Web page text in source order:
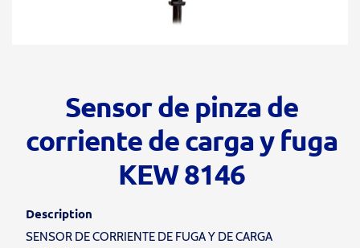
Sensor de pinza de
corriente de carga y fuga
KEW 8146
Description
SENSOR DE CORRIENTE DE FUGA Y DE CARGA